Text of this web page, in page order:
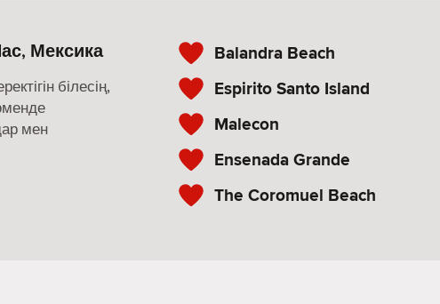
Мексика
білесің,
мен
Balandra Beach
Espirito Santo Island
Malecon
Ensenada Grande
The Coromuel Beach